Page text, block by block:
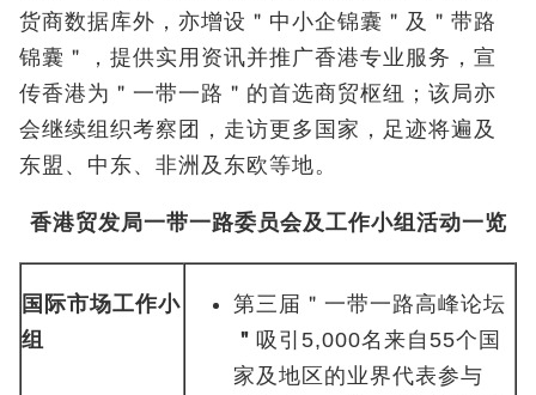
货商数据库外，亦增设＂中小企锦囊＂及＂带路
锦囊＂，提供实用资讯并推广香港专业服务，宣
传香港为＂一带一路＂的首选商贸枢纽；该局亦
会继续组织考察团，走访更多国家，足迹将遍及
东盟、中东、非洲及东欧等地。
香港贸发局一带一路委员会及工作小组活动一览
国际市场工作小
组
第三届＂一带一路高峰论坛
＂ 吸引5,000名来自55个国
家及地区的业界代表参与